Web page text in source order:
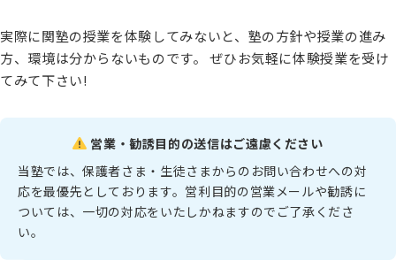
小学生の個別指導・少人数制指導
高校生の個別指導
実際に関塾の授業を体験してみないと、塾の方針や授業の進み
方、環境は分からないものです。 ぜひお気軽に体験授業を受け
てみて下さい!
営業・勧誘目的の送信はご遠慮ください
当塾では、保護者さま・生徒さまからのお問い合わせへの対
応を最優先としております。営利目的の営業メールや勧誘に
ついては、一切の対応をいたしかねますのでご了承くださ
い。